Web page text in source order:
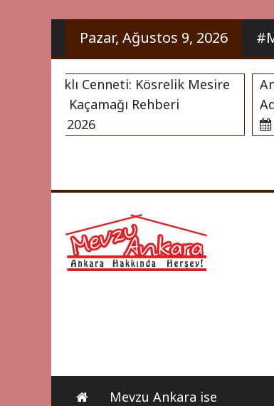
İçeriğiPazar, Ağustos 9, 2026
Saklı Cenneti: Kösrelik Mesire
Doğa Kaçamağı Rehberi
2026
Mevzu Ankara ise